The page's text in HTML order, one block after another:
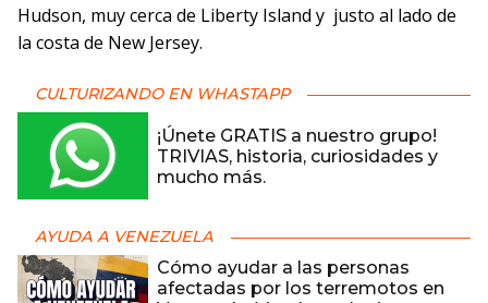
Hudson, muy cerca de Liberty Island y justo al lado de
la costa de New Jersey.
CULTURIZANDO EN WHASTAPP
¡Únete GRATIS a nuestro grupo!
TRIVIAS, historia, curiosidades y
mucho más.
AYUDA A VENEZUELA
Cómo ayudar a las personas
afectadas por los terremotos en